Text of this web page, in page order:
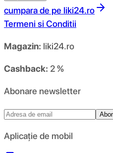
cumpara de pe liki24.ro
Termeni si Conditii
Magazin: liki24.ro
Cashback: 2 %
Abonare newsletter
Aplicație de mobil